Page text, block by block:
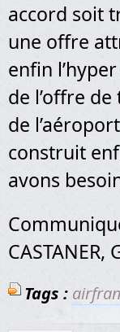
accord soit
une offre
enfin
de l’offre
de
construit
avons
CASTANER,
Tags :